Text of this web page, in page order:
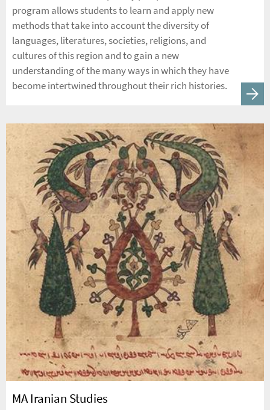
program allows students to learn and apply new
methods that take into account the diversity of
languages, literatures, societies, religions, and
cultures of this region and to gain a new
understanding of the many ways in which they have
become intertwined throughout their rich histories.
MA Iranian Studies